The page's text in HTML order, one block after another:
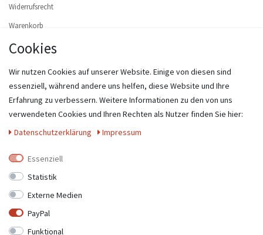
Widerrufsrecht
Warenkorb
Zur Kasse
Widerruf erklären
MEIN KONTO
Registrieren
UNTERNEHMEN
Kontakt
Datenschutzerklärung
Cookies
Wir nutzen Cookies auf unserer Website. Einige von diesen sind
essenziell, während andere uns helfen, diese Website und Ihre
Erfahrung zu verbessern. Weitere Informationen zu den von uns
verwendeten Cookies und Ihren Rechten als Nutzer finden Sie hier:
Daten­schutz­erklärung
Impressum
Essenziell
Statistik
Externe Medien
PayPal
Funktional